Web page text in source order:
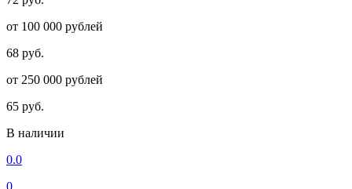
от 100 000 рублей
68 руб.
от 250 000 рублей
65 руб.
В наличии
0.0